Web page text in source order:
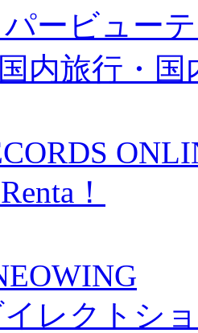
ービュー
国内旅行・
！
レクトシ